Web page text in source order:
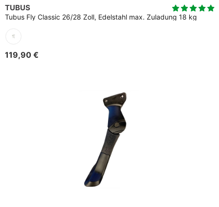
TUBUS
Tubus Fly Classic 26/28 Zoll, Edelstahl max. Zuladung 18 kg
119,90 €